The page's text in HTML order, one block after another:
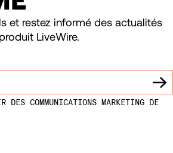
et restez informé des actualités
LiveWire.
DES COMMUNICATIONS MARKETING DE